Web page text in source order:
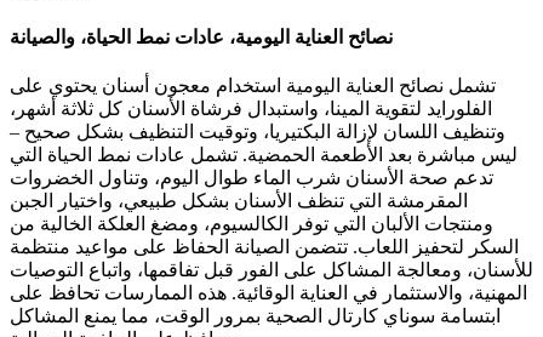
نصائح العناية اليومية، عادات نمط الحياة، والصيانة
تشمل نصائح العناية اليومية استخدام معجون أسنان يحتوي على
الفلورايد لتقوية المينا، واستبدال فرشاة الأسنان كل ثلاثة أشهر،
وتنظيف اللسان لإزالة البكتيريا، وتوقيت التنظيف بشكل صحيح –
ليس مباشرة بعد الأطعمة الحمضية. تشمل عادات نمط الحياة التي
تدعم صحة الأسنان شرب الماء طوال اليوم، وتناول الخضروات
المقرمشة التي تنظف الأسنان بشكل طبيعي، واختيار الجبن
ومنتجات الألبان التي توفر الكالسيوم، ومضغ العلكة الخالية من
السكر لتحفيز اللعاب. تتضمن الصيانة الحفاظ على مواعيد منتظمة
للأسنان، ومعالجة المشاكل على الفور قبل تفاقمها، واتباع التوصيات
المهنية، والاستثمار في العناية الوقائية. هذه الممارسات تحافظ على
ابتسامة سوناي كارتال الصحية بمرور الوقت، مما يمنع المشاكل